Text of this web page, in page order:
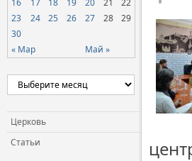
« Мар Май »
16
17 18 19 20 21
22
23
24 25 26 27 28
29
30
Церковь
Статьи